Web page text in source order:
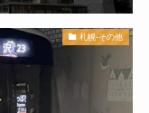
札幌-その他